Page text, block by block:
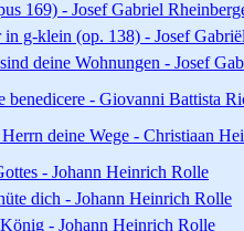
169) - Josef Gabriel
in g-klein (op. 138) - Josef
deine Wohnungen - Josef
benedicere - Giovanni Battista
deine Wege - Christiaan
- Johann Heinrich Rolle
dich - Johann Heinrich Rolle
- Johann Heinrich Rolle